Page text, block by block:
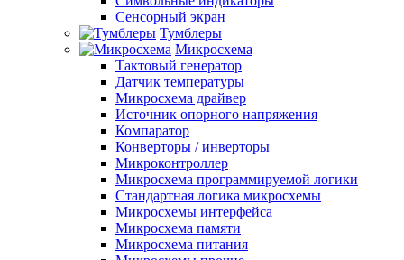
Сенсорный экран
Тумблеры
Микросхема
Тактовый генератор
Датчик температуры
Микросхема драйвер
Источник опорного напряжения
Компаратор
Конверторы / инверторы
Микроконтроллер
Микросхема программируемой логики
Стандартная логика микросхемы
Микросхемы интерфейса
Микросхема памяти
Микросхема питания